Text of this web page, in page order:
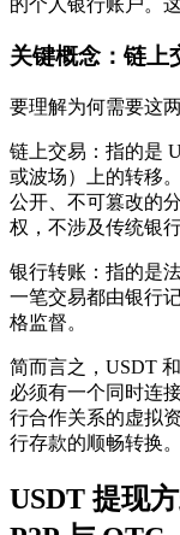
的个人银行账户。
关键概念：链上
要理解为何需要这
链上交易 ：指的是
或波场）上的转移
公开、不可篡改的
权，不涉及传统银行
银行转账 ：指的是
一笔交易都由银行
格监督。
简而言之，USDT
必须有一个同时连
行合作关系的虚拟
行存款的顺畅转换。
USDT 提现